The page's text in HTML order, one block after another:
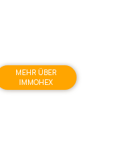
MEHR ÜBER
IMMOHEX